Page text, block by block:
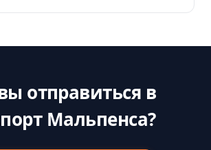
отправиться в
Мальпенса?